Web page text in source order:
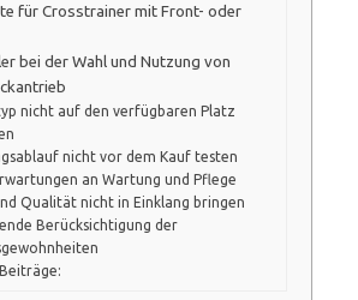
für Crosstrainer mit Front- oder
bei der Wahl und Nutzung von
nicht auf den verfügbaren Platz
nicht vor dem Kauf testen
an Wartung und Pflege
Qualität nicht in Einklang bringen
Berücksichtigung der